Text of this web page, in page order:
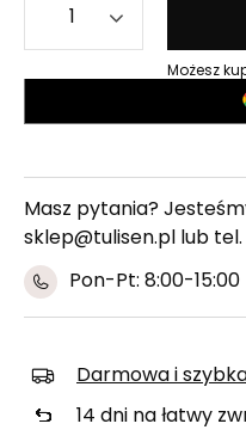
Możesz
Masz pytania?
sklep@tulisen.pl lub tel.
Pon-Pt: 8:00-15:00
Darmowa i
14 dni na łatwy